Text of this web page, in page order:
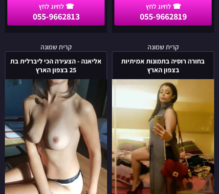
055-9662819
055-9662813
קרית שמונה
בחורה רוסיה בתמונות אמיתיות
בצפון הארץ
בחורה
רוסיה
בתמונות
אמיתיות
בצפון
הארץ
קרית שמונה
אליאנה - הצעירה הכי ליברלית בת
25 בצפון הארץ
אליאנה
-
הצעירה
הכי
ליברלית
בת
25
בצפון
הארץ